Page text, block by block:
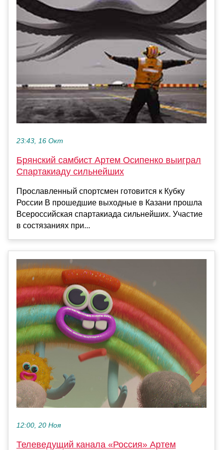
23:43, 16 Окт
Брянский самбист Артем Осипенко выиграл
Спартакиаду сильнейших
Прославленный спортсмен готовится к Кубку
России В прошедшие выходные в Казани прошла
Всероссийская спартакиада сильнейших. Участие
в состязаниях при...
12:00, 20 Ноя
Телеведущий канала «Россия» Артем